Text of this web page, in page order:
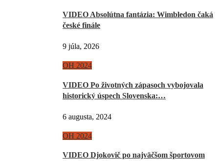
VIDEO Absolútna fantázia: Wimbledon čaká
české finále
9 júla, 2026
OH 2024
VIDEO Po životných zápasoch vybojovala
historický úspech Slovenska:…
6 augusta, 2024
OH 2024
VIDEO Djokovič po najväčšom športovom